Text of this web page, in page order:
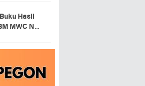
Hasil
MWC NU